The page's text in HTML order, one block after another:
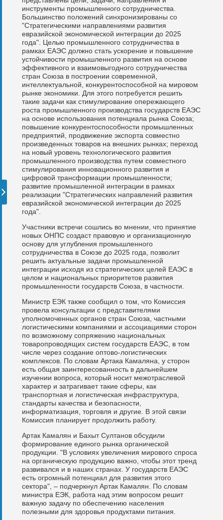
инструменты промышленного сотрудничества.
Большинство положений синхронизированы со
"Стратегическими направлениями развития
евразийской экономической интеграции до 2025
года". Целью промышленного сотрудничества в
рамках ЕАЭС должно стать ускорение и повышение
устойчивости промышленного развития на основе
эффективного и взаимовыгодного сотрудничества
стран Союза в построении современной,
интеллектуальной, конкурентоспособной на мировом
рынке экономики. Для этого потребуется решить
такие задачи как стимулирование опережающего
роста промышленного производства государств ЕАЭС
на основе использования потенциала рынка Союза;
повышение конкурентоспособности промышленных
предприятий, продвижение экспорта совместно
произведенных товаров на внешних рынках; переход
на новый уровень технологического развития
промышленного производства путем совместного
стимулирования инновационного развития и
цифровой трансформации промышленности;
развитие промышленной интеграции в рамках
реализации "Стратегических направлений развития
евразийской экономической интеграции до 2025
года".
Участники встречи сошлись во мнении, что принятие
новых ОНПС создаст правовую и организационную
основу для углубления промышленного
сотрудничества в Союзе до 2025 года, позволит
решить актуальные задачи промышленной
интеграции исходя из стратегических целей ЕАЭС в
целом и национальных приоритетов развития
промышленности государств Союза, в частности.
Министр ЕЭК также сообщил о том, что Комиссия
провела консультации с представителями
уполномоченных органов стран Союза, частными
логистическими компаниями и ассоциациями сторон
по возможному сопряжению национальных
товаропроводящих систем государств ЕАЭС, в том
числе через создание оптово-логистических
комплексов. По словам Артака Камаляна, у сторон
есть общая заинтересованность в дальнейшем
изучении вопроса, который носит межотраслевой
характер и затрагивает такие сферы, как
транспортная и логистическая инфраструктура,
стандарты качества и безопасности,
информатизация, торговля и другие. В этой связи
Комиссия планирует продолжить работу.
Артак Камалян и Бахыт Султанов обсудили
формирование единого рынка органической
продукции. "В условиях увеличения мирового спроса
на органическую продукцию важно, чтобы этот тренд
развивался и в наших странах. У государств ЕАЭС
есть огромный потенциал для развития этого
сектора", – подчеркнул Артак Камалян. По словам
министра ЕЭК, работа над этим вопросом решит
важную задачу по обеспечению населения
полезными для здоровья продуктами питания.